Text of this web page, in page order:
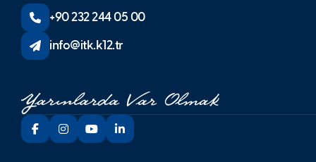
+90 232 244 05 00
info@itk.k12.tr